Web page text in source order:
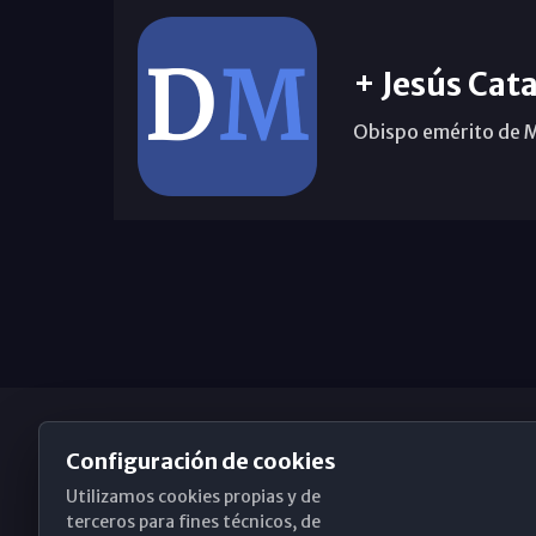
+ Jesús
Obispo emérito de
Obispado de Málaga
Configuración de cookies
Utilizamos cookies propias y de
terceros para fines técnicos, de